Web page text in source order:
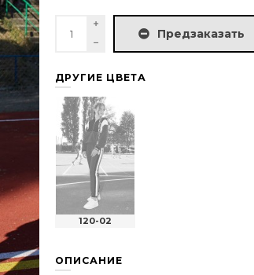
Предзаказать
ДРУГИЕ ЦВЕТА
120-02
ОПИСАНИЕ